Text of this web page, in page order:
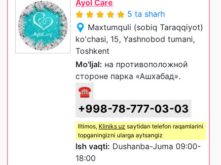
Ayol Care
5 ta sharh
Maxtumquli (sobiq Taraqqiyot)
ko'chasi, 15, Yashnobod tumani,
Toshkent
Mo'ljal: на противоположной
стороне парка «Ашхабад».
☎
+998-78-777-03-03
Iltimos, Kliniks uz saytidan telefon raqamlarini
topganingizni ularga aytsangiz
Ish vaqti: Dushanba-Juma 09:00-
18:00